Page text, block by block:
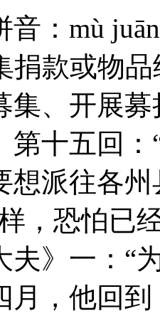
音：mù
捐款或物
集、开展
第十五回
想派往各
，恐怕已
夫》一：“
月，他回